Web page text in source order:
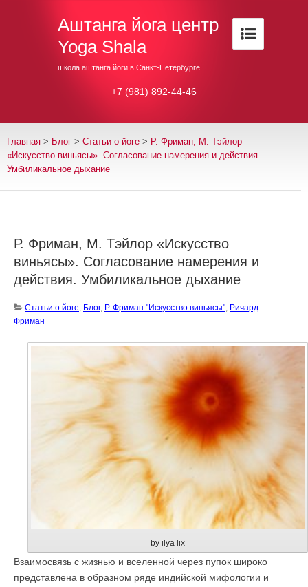
Аштанга йога центр
Yoga Shala
школа аштанга йоги в Санкт-Петербурге
+7 (981) 892-44-46
Главная > Блог > Cтатьи о йоге > Р. Фриман, М. Тэйлор
«Искусство виньясы». Согласование намерения и действия.
Умбиликальное дыхание
Р. Фриман, М. Тэйлор «Искусство
виньясы». Согласование намерения и
действия. Умбиликальное дыхание
Cтатьи о йоге, Блог, Р. Фриман "Искусство виньясы", Ричард
Фриман
by ilya lix
Взаимосвязь с жизнью и вселенной через пупок широко
представлена в образном ряде индийской мифологии и